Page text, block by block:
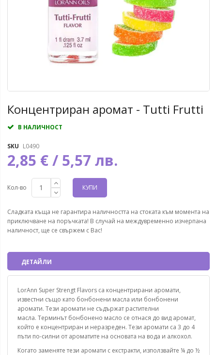
Концентриран аромат - Tutti Frutti
В НАЛИЧНОСТ
SKU L0490
2,85 € / 5,57 лв.
Кол-во КУПИ
Сладката къща не гарантира наличността на стоката към момента на
приключване на поръчката! В случай на междувременно изчерпана
наличност, ще се свържем с Вас!
ДЕТАЙЛИ
LorAnn Super Strengt Flavors са концентрирани аромати,
известни също като бонбонени масла или бонбонени
аромати. Тези аромати не съдържат растителни
масла. Терминът бонбонено масло се отнася до вид аромат,
който е концентриран и неразреден. Тези аромати са 3 до 4
пъти по-силни от ароматите на основата на вода и алкохол.
Когато заменяте тези аромати с екстракти, използвайте ¼ до ½